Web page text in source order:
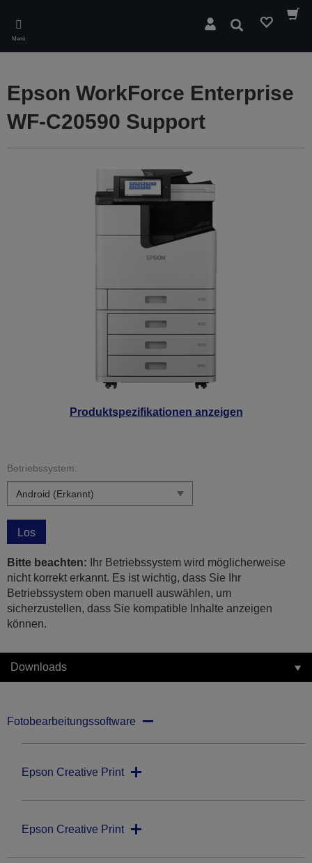
main
content
Menü
Suchen
Produktspezifikationen anzeigen
Epson WorkForce Enterprise
WF-C20590 Support
Betriebssystem:
Los
Bitte beachten: Ihr Betriebssystem wird möglicherweise
nicht korrekt erkannt. Es ist wichtig, dass Sie Ihr
Betriebssystem oben manuell auswählen, um
sicherzustellen, dass Sie kompatible Inhalte anzeigen
können.
Downloads
Fotobearbeitungssoftware
Epson Creative Print
Epson Creative Print